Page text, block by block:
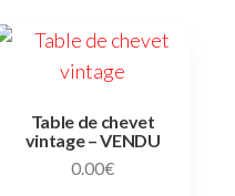
Table de chevet
vintage – VENDU
0.00€